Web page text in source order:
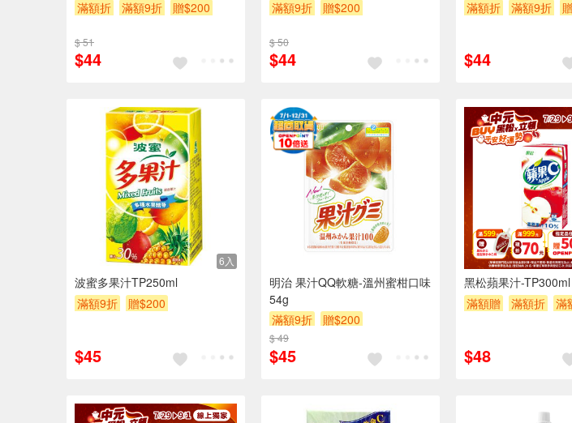
滿額折
滿額9折 贈$200
$ 51
$44
滿額9折
贈$200
$ 50
$44
滿額折
滿額9折
$44
6入
波蜜多果汁TP250ml
滿額9折
贈$200
$45
明治 果汁QQ軟糖-溫州蜜柑口味
54g
滿額9折
贈$200
$ 49
$45
黑松蘋果汁-TP300ml
滿額贈
滿額折
滿
$48